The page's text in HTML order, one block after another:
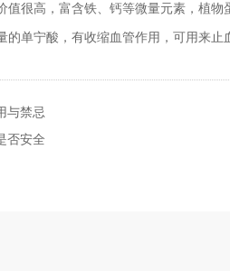
高，富含铁、钙等微量元素，植物
宁酸，有收缩血管作用，可用来止
与禁忌
否安全